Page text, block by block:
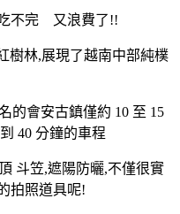
不完 又浪費了!!
樹林,展現了越南中部純樸
的會安古鎮僅約 10 至 15
40 分鐘的車程
斗笠,遮陽防曬,不僅很實
拍照道具呢!